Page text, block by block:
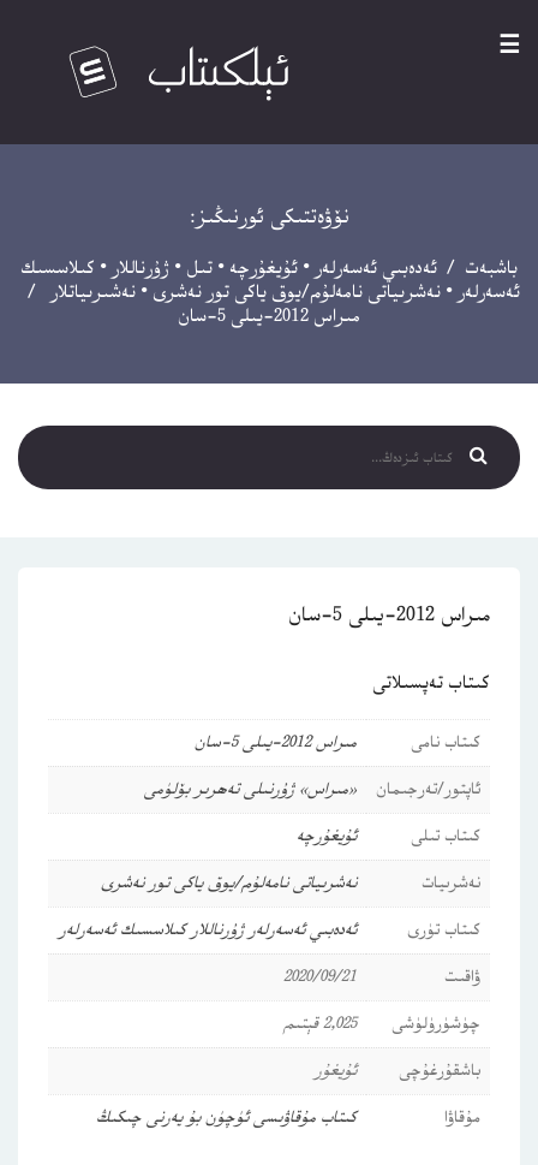
☰
نۆۋەتتىكى ئورنىڭىز:
باشبەت / ئەدەبىي ئەسەرلەر • ئۇيغۇرچە • تىل • ژۇرناللار • كىلاسسىك
ئەسەرلەر • نەشرىياتى نامەلۇم/يوق ياكى تور نەشرى • نەشىرىياتلار /
مىراس 2012-يىلى 5-سان
مىراس 2012-يىلى 5-سان
كىتاب تەپسىلاتى
كىتاب نامى
مىراس 2012-يىلى 5-سان
ئاپتور/تەرجىمان
«مىراس» ژۇرنىلى تەھرىر بۆلۈمى
كىتاب تىلى
ئۇيغۇرچە
نەشرىيات
نەشرىياتى نامەلۇم/يوق ياكى تور نەشرى
كىتاب تۈرى
ئەدەبىي ئەسەرلەر ژۇرناللار كىلاسسىك ئەسەرلەر
ۋاقىت
2020/09/21
چۈشۈرۈلۈشى
2,025 قېتىم
باشقۇرغۇچى
ئۇيغۇر
مۇقاۋا
كىتاب مۇقاۋىسى ئۈچۈن بۇ يەرنى چىكىڭ